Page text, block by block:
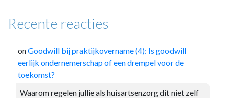
Recente reacties
onGoodwill bij praktijkovername (4): Is goodwill
eerlijk ondernemerschap of een drempel voor de
toekomst?
Waarom regelen jullie als huisartsenzorg dit niet zelf